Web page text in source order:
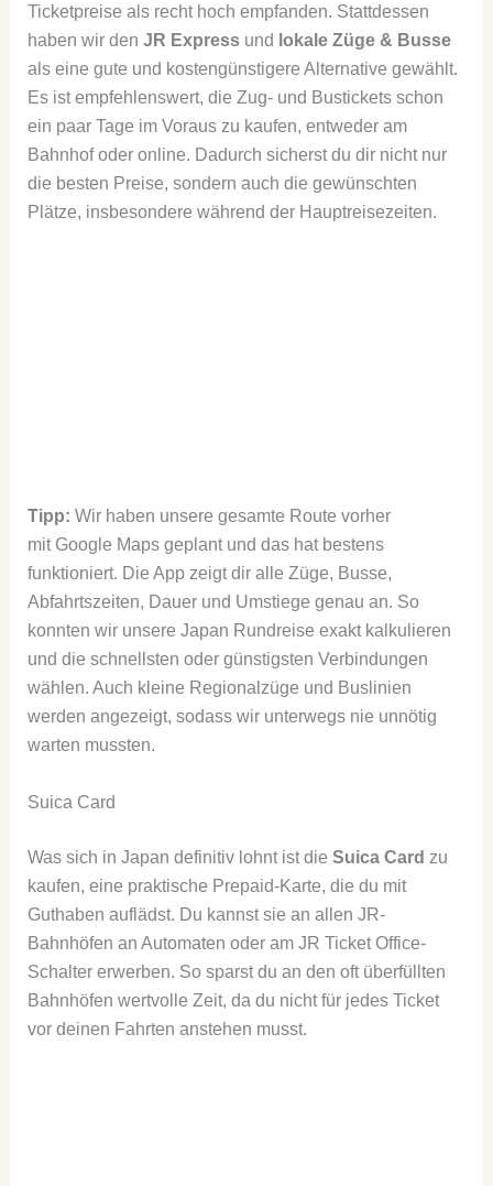
Ticketpreise als recht hoch empfanden. Stattdessen
haben wir den JR Expressund lokale Züge & Busse
als eine gute und kostengünstigere Alternative gewählt.
Es ist empfehlenswert, die Zug- und Bustickets schon
ein paar Tage im Voraus zu kaufen, entweder am
Bahnhof oder online. Dadurch sicherst du dir nicht nur
die besten Preise, sondern auch die gewünschten
Plätze, insbesondere während der Hauptreisezeiten.
Tipp: Wir haben unsere gesamte Route vorher
mit Google Maps geplant und das hat bestens
funktioniert. Die App zeigt dir alle Züge, Busse,
Abfahrtszeiten, Dauer und Umstiege genau an. So
konnten wir unsere Japan Rundreise exakt kalkulieren
und die schnellsten oder günstigsten Verbindungen
wählen. Auch kleine Regionalzüge und Buslinien
werden angezeigt, sodass wir unterwegs nie unnötig
warten mussten.
Suica Card
Was sich in Japan definitiv lohnt ist die Suica Card zu
kaufen, eine praktische Prepaid-Karte, die du mit
Guthaben auflädst. Du kannst sie an allen JR-
Bahnhöfen an Automaten oder am JR Ticket Office-
Schalter erwerben. So sparst du an den oft überfüllten
Bahnhöfen wertvolle Zeit, da du nicht für jedes Ticket
vor deinen Fahrten anstehen musst.